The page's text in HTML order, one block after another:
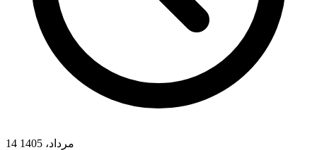
14 مرداد، 1405